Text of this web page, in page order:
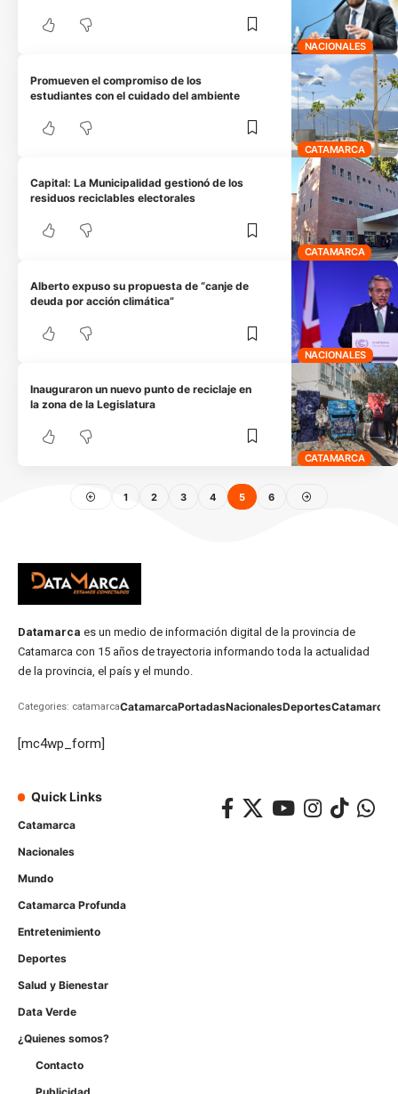
NACIONALES
CATAMARCA
Promueven el compromiso de los
estudiantes con el cuidado del ambiente
CATAMARCA
Capital: La Municipalidad gestionó de los
residuos reciclables electorales
NACIONALES
Alberto expuso su propuesta de “canje de
deuda por acción climática”
CATAMARCA
Inauguraron un nuevo punto de reciclaje en
la zona de la Legislatura
1 2 3 4 5 6
Datamarca es un medio de información digital de la provincia de
Catamarca con 15 años de trayectoria informando toda la actualidad
de la provincia, el país y el mundo.
Categories: catamarcaCatamarcaPortadasNacionalesDeportesCatamarca
[mc4wp_form]
Quick Links
Catamarca
Nacionales
Mundo
Catamarca Profunda
Entretenimiento
Deportes
Salud y Bienestar
Data Verde
¿Quienes somos?
Contacto